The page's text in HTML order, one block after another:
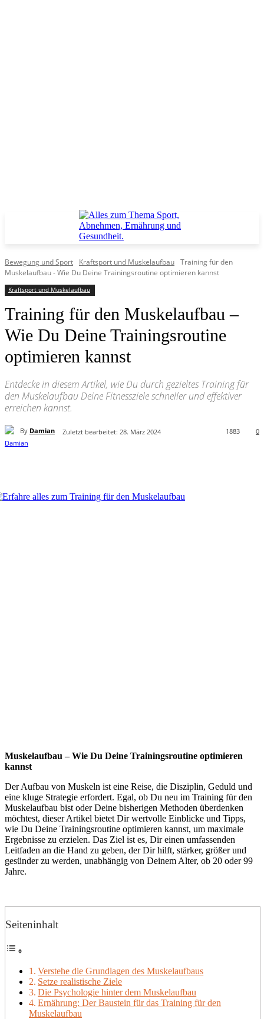
Bewegung und Sport Kraftsport und Muskelaufbau Training für den
Muskelaufbau - Wie Du Deine Trainingsroutine optimieren kannst
Kraftsport und Muskelaufbau
Training für den Muskelaufbau –
Wie Du Deine Trainingsroutine
optimieren kannst
Entdecke in diesem Artikel, wie Du durch gezieltes Training für
den Muskelaufbau Deine Fitnessziele schneller und effektiver
erreichen kannst.
By Damian Zuletzt bearbeitet: 28. März 2024 0
1883
Muskelaufbau – Wie Du Deine Trainingsroutine optimieren
kannst
Der Aufbau von Muskeln ist eine Reise, die Disziplin, Geduld und
eine kluge Strategie erfordert. Egal, ob Du neu im Training für den
Muskelaufbau bist oder Deine bisherigen Methoden überdenken
möchtest, dieser Artikel bietet Dir wertvolle Einblicke und Tipps,
wie Du Deine Trainingsroutine optimieren kannst, um maximale
Ergebnisse zu erzielen. Das Ziel ist es, Dir einen umfassenden
Leitfaden an die Hand zu geben, der Dir hilft, stärker, größer und
gesünder zu werden, unabhängig von Deinem Alter, ob 20 oder 99
Jahre.
Seiteninhalt
Verstehe die Grundlagen des Muskelaufbaus
Setze realistische Ziele
Die Psychologie hinter dem Muskelaufbau
Ernährung: Der Baustein für das Training für den
Muskelaufbau